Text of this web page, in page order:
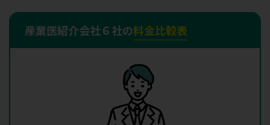
産業医紹介会社６社の料金比較表